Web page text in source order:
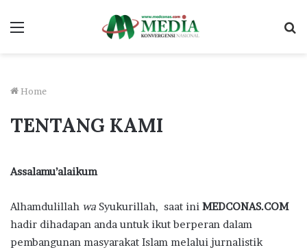
Menu
Home
TENTANG KAMI
Assalamu’alaikum
Alhamdulillah wa Syukurillah, saat ini MEDCONAS.COM
hadir dihadapan anda untuk ikut berperan dalam
pembangunan masyarakat Islam melalui jurnalistik